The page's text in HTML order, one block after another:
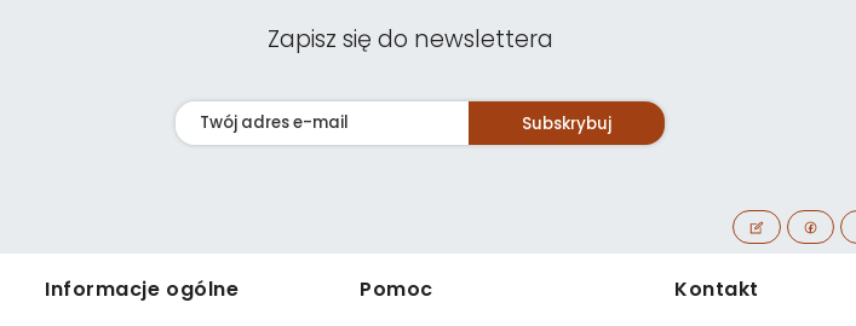
Zapisz się do newslettera
Subskrybuj
Informacje ogólne Pomoc Kontakt